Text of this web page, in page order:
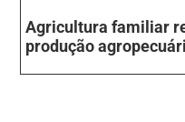
Agricultura familiar
produção